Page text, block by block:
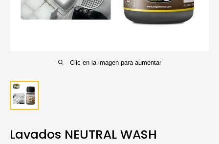
Clic en la imagen para aumentar
Lavados NEUTRAL WASH